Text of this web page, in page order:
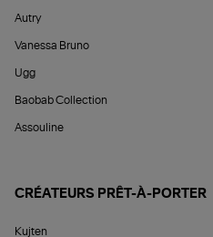
Autry
Vanessa Bruno
Ugg
Baobab Collection
Assouline
CRÉATEURS PRÊT-À-PORTER
Kujten